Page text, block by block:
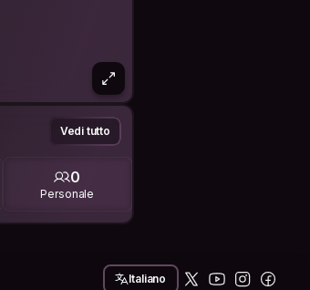
Vedi tutto
0
Personale
Italiano